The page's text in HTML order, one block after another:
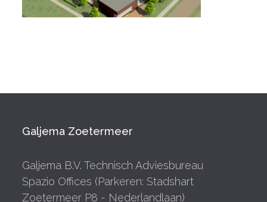
Galjema Zoetermeer
Galjema B.V. Technisch Adviesbureau
Spazio Offices (Parkeren: Stadshart
Zoetermeer P8 - Nederlandlaan)